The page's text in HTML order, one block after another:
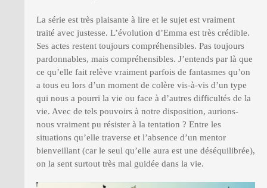
La série est très plaisante à lire et le sujet est vraiment
traité avec justesse. L’évolution d’Emma est très crédible.
Ses actes restent toujours compréhensibles. Pas toujours
pardonnables, mais compréhensibles. J’entends par là que
ce qu’elle fait relève vraiment parfois de fantasmes qu’on
a tous eu lors d’un moment de colère vis-à-vis d’un type
qui nous a pourri la vie ou face à d’autres difficultés de la
vie. Avec de tels pouvoirs à notre disposition, aurions-
nous vraiment pu résister à la tentation ? Entre les
situations qu’elle traverse et l’absence d’un mentor
bienveillant (car le seul qu’elle aura est une déséquilibrée),
on la sent surtout très mal guidée dans la vie.